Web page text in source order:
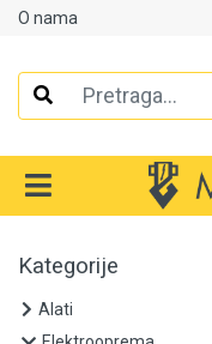
O nama
Alati
Kategorije
Alati